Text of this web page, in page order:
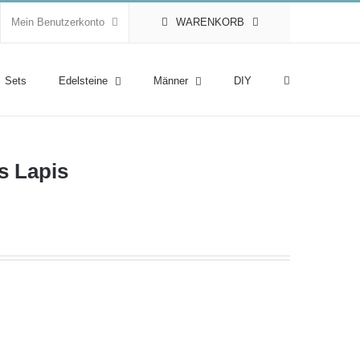
Mein Benutzerkonto WARENKORB
Sets Edelsteine Männer DIY
Lapis